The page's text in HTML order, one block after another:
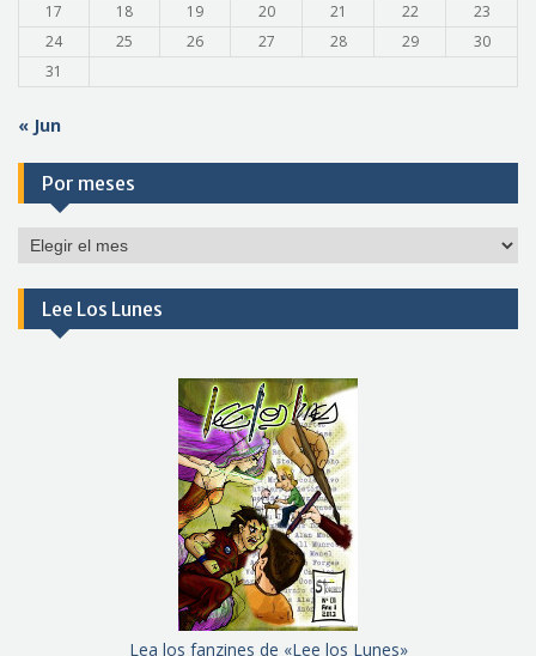
17
18 19 20 21 22
23
24
25 26 27 28 29
30
31
« Jun
Por meses
Por
Lee Los Lunes
Lea los fanzines de «Lee los Lunes»